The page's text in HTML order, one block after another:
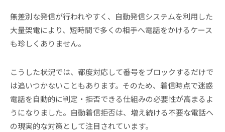
無差別な発信が行われやすく、自動発信システムを利用した
大量架電により、短時間で多くの相手へ電話をかけるケース
も珍しくありません。
こうした状況では、都度対応して番号をブロックするだけで
は追いつかないこともあります。そのため、着信時点で迷惑
電話を自動的に判定・拒否できる仕組みの必要性が高まるよ
うになりました。自動着信拒否は、増え続ける不要な電話へ
の現実的な対策として注目されています。